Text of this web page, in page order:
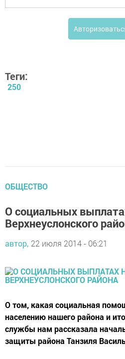
Теги:
250
ОБЩЕСТВО
О социальных
Верхнеуслонского
автор, 22 июля 2014 - 06:21
О том, какая социальная
населению нашего района и
службы нам рассказала
защиты района Танзиля